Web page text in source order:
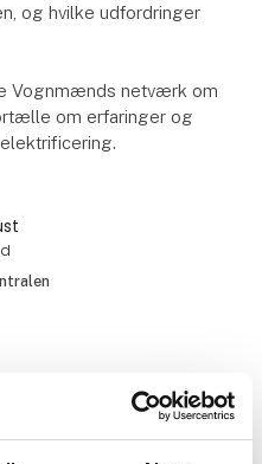
og hvilke udfordringer
Vognmænds netværk om
om erfaringer og
Petersen